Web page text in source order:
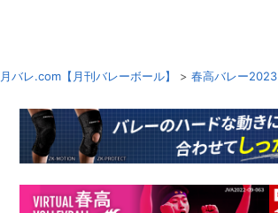
月バレ.com【月刊バレーボール】 > 春高バレー2023